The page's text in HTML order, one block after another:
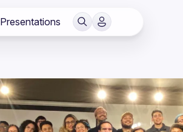
Presentations